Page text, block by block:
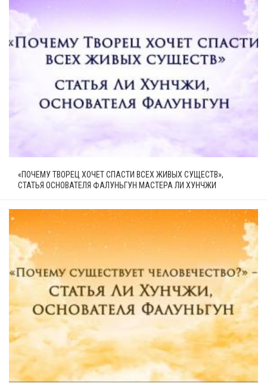
«ПОЧЕМУ ТВОРЕЦ ХОЧЕТ СПАСТИ ВСЕХ ЖИВЫХ СУЩЕСТВ»,
СТАТЬЯ ОСНОВАТЕЛЯ ФАЛУНЬГУН МАСТЕРА ЛИ ХУНЧЖИ